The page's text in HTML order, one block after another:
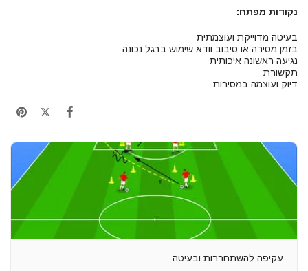
נקודות מפתח:
בעיטה מדוייקת ועוצמתית
בזמן מסירה או סיבוב וודא שימוש ברגל נכונה
נגיעה ראשונה איכותית
תקשורת
דיוק ועוצמה במסירות
עקיפה להשתחררות ובעיטה